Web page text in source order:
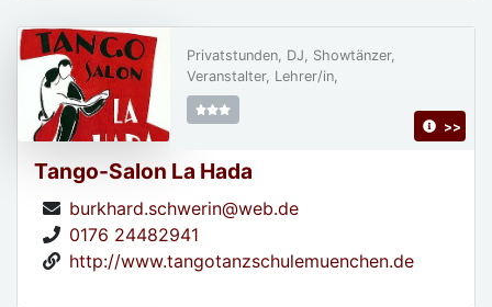
Tango-Salon La Hada
burkhard.schwerin@web.de
0176 24482941
http://www.tangotanzschulemuenchen.de
Privatstunden, DJ, Showtänzer,
Veranstalter, Lehrer/in,
>>